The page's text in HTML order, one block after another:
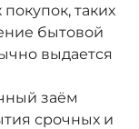
таких
бытовой
выдается
заём
срочных и